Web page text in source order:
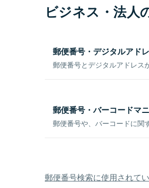
ビジネス・法人
郵便番号・デジタルアド
郵便番号とデジタルアドレス
郵便番号・バーコードマ
郵便番号や、バーコードに関
郵便番号検索に使用されて